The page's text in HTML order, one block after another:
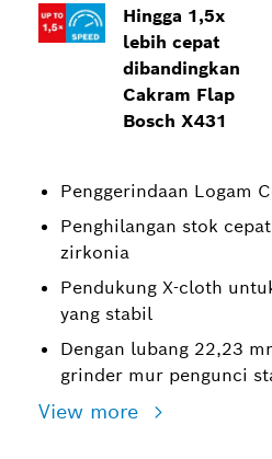
Hingga 1,5x
lebih cepat
dibandingkan
Cakram Flap
Bosch X431
Penggerindaan Logam
Penghilangan stok
zirkonia
Pendukung X-cloth
yang stabil
Dengan lubang 22,23
grinder mur pengunci
View more